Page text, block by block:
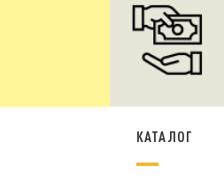
КАТАЛОГ